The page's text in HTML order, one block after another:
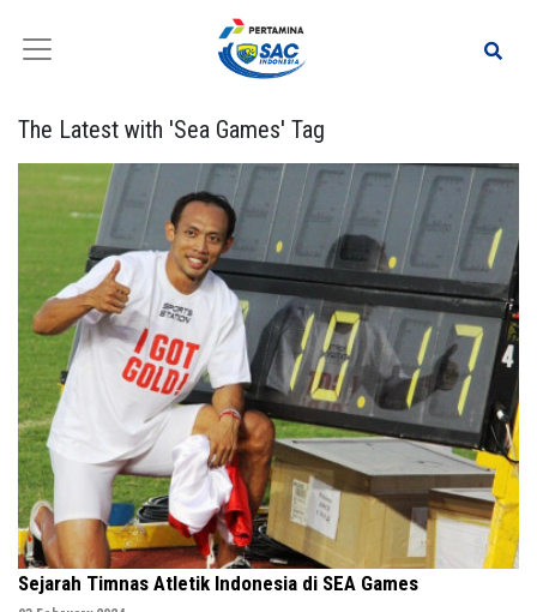
The Latest with 'Sea Games' Tag
Sejarah Timnas Atletik Indonesia di SEA Games